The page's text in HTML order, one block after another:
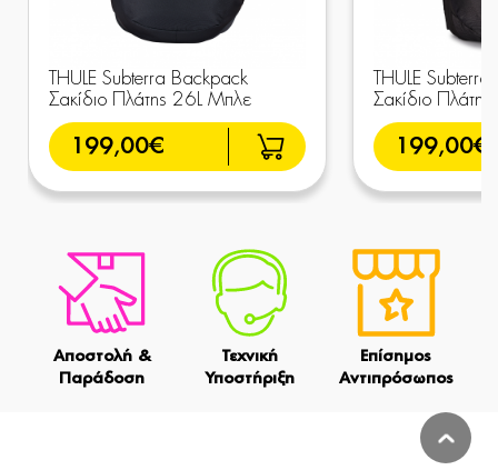
THULE Subterra Backpack
Σακίδιο Πλάτης 26L Μπλε
199,00€
THULE
Σακίδιο Πλάτης
199,00€
Αποστολή &
Παράδοση
Τεχνική
Υποστήριξη
Επίσημος
Αντιπρόσωπος